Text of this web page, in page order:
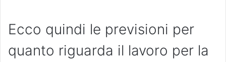
Ecco quindi le previsioni per
quanto riguarda il lavoro per la